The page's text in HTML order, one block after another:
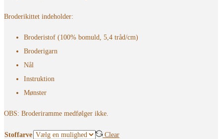
Broderikittet indeholder:
Broderistof (100% bomuld, 5,4 tråd/cm)
Broderigarn
Nål
Instruktion
Mønster
OBS: Broderiramme medfølger ikke.
Stoffarve Clear